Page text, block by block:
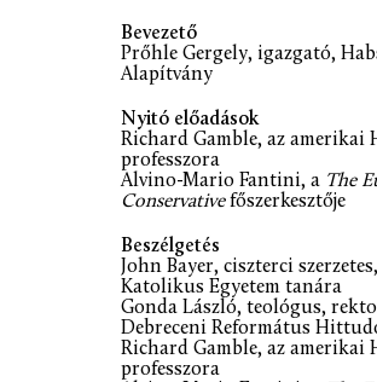
Bevezető
Prőhle Gergely, igazgató,
Alapítvány
Nyitó előadások
Richard Gamble, az amerikai
professzora
Alvino-Mario Fantini, a The
Conservativefőszerkesztője
Beszélgetés
John Bayer, ciszterci
Katolikus Egyetem tanára
Gonda László, teológus,
Debreceni Református
Richard Gamble, az amerikai
professzora